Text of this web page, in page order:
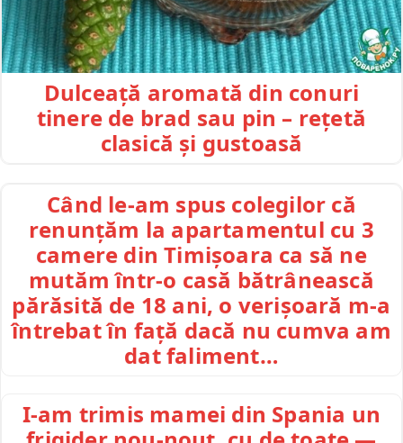
Dulceață aromată din conuri
tinere de brad sau pin – rețetă
clasică și gustoasă
Când le-am spus colegilor că
renunțăm la apartamentul cu 3
camere din Timișoara ca să ne
mutăm într-o casă bătrânească
părăsită de 18 ani, o verișoară m-a
întrebat în față dacă nu cumva am
dat faliment…
I-am trimis mamei din Spania un